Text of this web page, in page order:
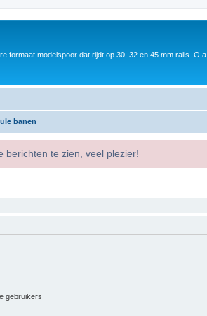
formaat modelspoor dat rijdt op 30, 32 en 45 mm rails. O.a
banen
berichten te zien, veel plezier!
gebruikers